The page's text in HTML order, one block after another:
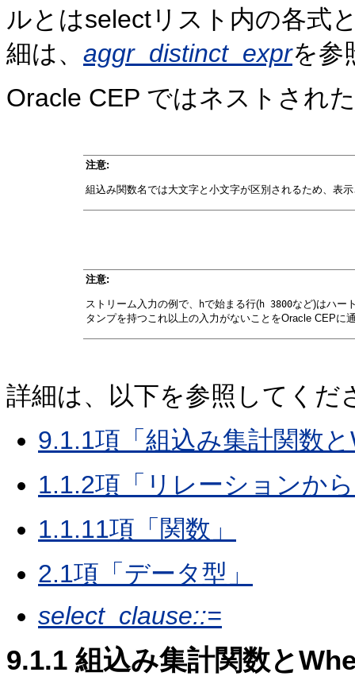
ルとはselectリスト内の各式
細は、 aggr_distinct_exprを参
Oracle CEP ではネストされ
注意:
組込み関数名では大文字と小文字が区別されるため、表
注意:
ストリーム入力の例で、 hで始まる行(h 3800など)はハー
タンプを持つこれ以上の入力がないことをOracle CEPに
詳細は、以下を参照してくだ
9.1.1項「組込み集計関数
1.1.2項「リレーションか
1.1.11項「関数」
2.1項「データ型」
select_clause::=
9.1.1 組込み集計関数と